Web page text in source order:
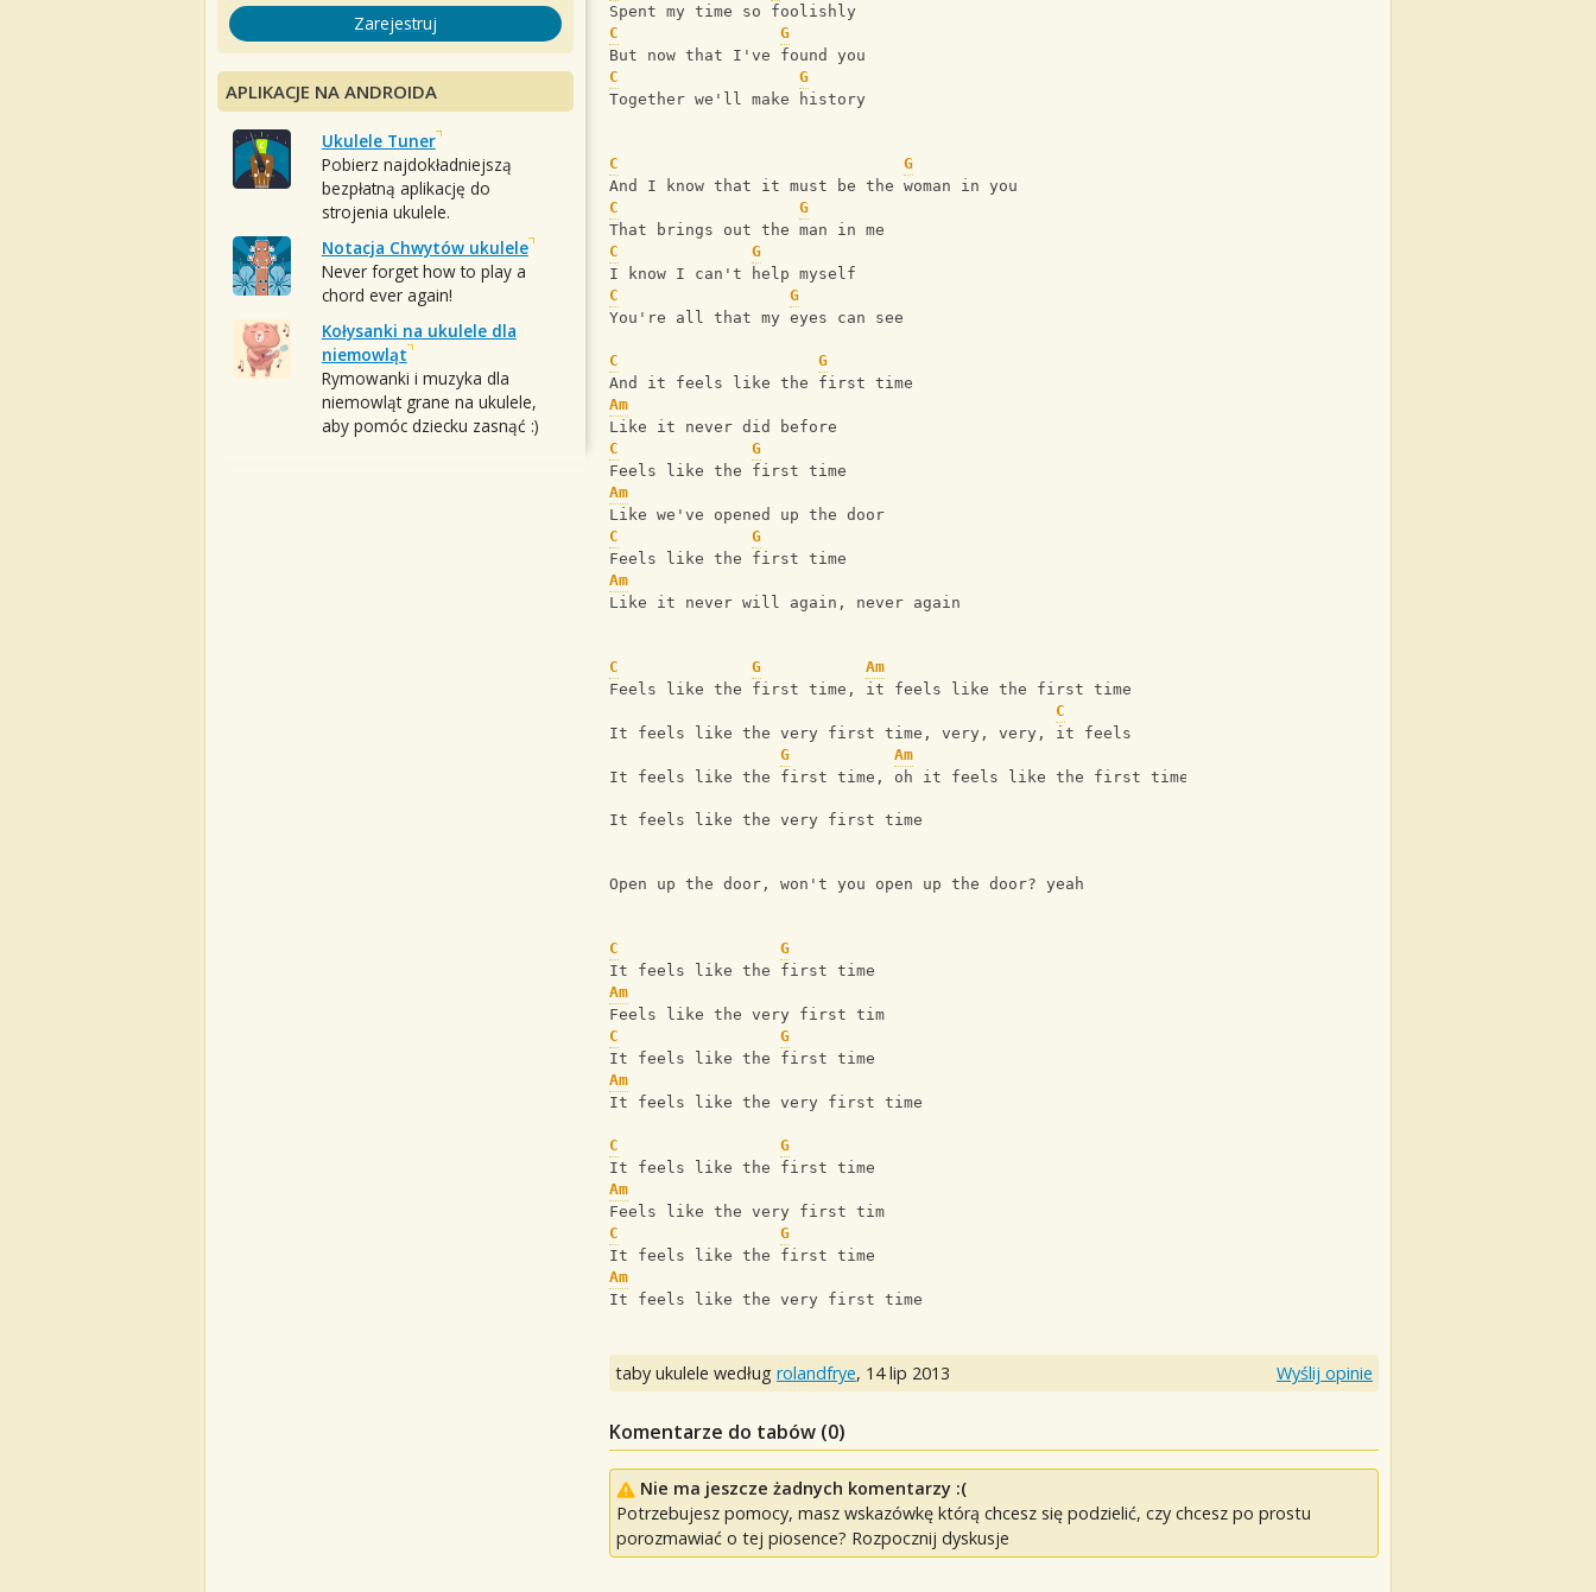
Spent my time so foolishly
C
G
But now that I've found you
C
G
Together we'll make history
C
G
And I know that it must be the woman in you
C
G
That brings out the man in me
C
G
I know I can't help myself
C
G
You're all that my eyes can see
C
G
And it feels like the first time
Am
Like it never did before
C
G
Feels like the first time
Am
Like we've opened up the door
C
G
Feels like the first time
Am
Like it never will again, never again
C G
Am
Feels like the first time, it feels like the first time
C
It feels like the very first time, very, very, it feels
G
Am
It feels like the first time, oh it feels like the first time
It feels like the very first time
Open up the door, won't you open up the door? yeah
C
G
It feels like the first time
Am
Feels like the very first tim
C
G
It feels like the first time
Am
It feels like the very first time
C
G
It feels like the first time
Am
Feels like the very first tim
C
G
It feels like the first time
Am
It feels like the very first time
taby ukulele według rolandfrye, 14 lip 2013 Wyślij opinie
Komentarze do tabów (0)
Nie ma jeszcze żadnych komentarzy :(
Potrzebujesz pomocy, masz wskazówkę którą chcesz się podzielić, czy chcesz po prostu
porozmawiać o tej piosence? Rozpocznij dyskusje
Zarejestruj
APLIKACJE NA ANDROIDA
Ukulele Tuner
Pobierz najdokładniejszą
bezpłatną aplikację do
strojenia ukulele.
Notacja Chwytów ukulele
Never forget how to play a
chord ever again!
Kołysanki na ukulele dla
niemowląt
Rymowanki i muzyka dla
niemowląt grane na ukulele,
aby pomóc dziecku zasnąć :)